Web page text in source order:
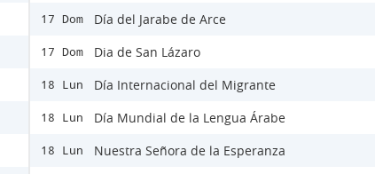
17 Dom Día del Jarabe de Arce
17 Dom Dia de San Lázaro
18 Lun Día Internacional del Migrante
18 Lun Día Mundial de la Lengua Árabe
18 Lun Nuestra Señora de la Esperanza